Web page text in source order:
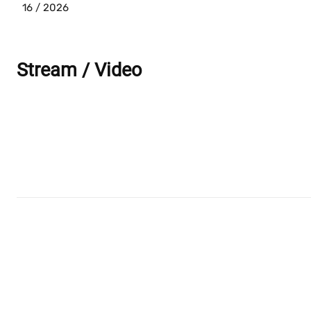
16 / 2026
Stream / Video